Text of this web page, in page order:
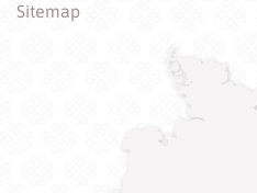
Sitemap